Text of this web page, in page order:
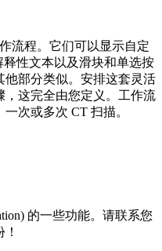
流程。它们可以显示自定
性文本以及滑块和单选按
部分类似。安排这套灵活
，这完全由您定义。工作流
次或多次 CT 扫描。
的一些功能。请联系您